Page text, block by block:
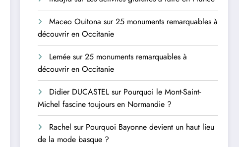
Maceo Ouitona sur25 monuments remarquables à
découvrir en Occitanie
Lemée sur25 monuments remarquables à
découvrir en Occitanie
Didier DUCASTEL sur Pourquoi le Mont-Saint-
Michel fascine toujours en Normandie ?
Rachel sur Pourquoi Bayonne devient un haut lieu
de la mode basque ?